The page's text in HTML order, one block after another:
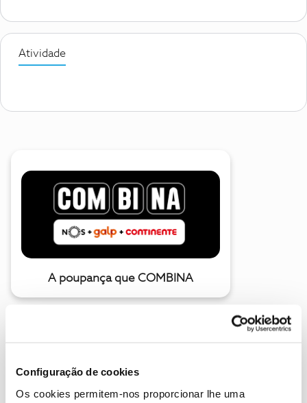
Configuração de cookies
Os cookies permitem-nos proporcionar lhe uma
Atividade
A poupança que COMBINA